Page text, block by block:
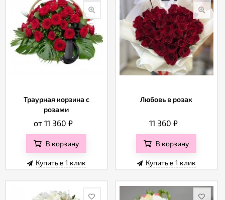
Траурная корзина с
розами
от 11 360₽
В корзину
Купить в 1 клик
Любовь в розах
11 360 ₽
В корзину
Купить в 1 клик